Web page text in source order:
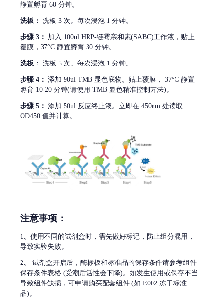
静置孵育 60 分钟。
洗板： 洗板 3 次。每次浸泡 1 分钟。
步骤 3： 加入 100ul HRP-链霉亲和素(SABC)工作液，贴上
覆膜，37°C 静置孵育 30 分钟。
洗板： 洗板 5 次。每次浸泡 1 分钟。
步骤 4： 添加 90ul TMB 显色底物。贴上覆膜， 37°C 静置
孵育 10-20 分钟(请使用 TMB 显色精准控制方法)。
步骤 5： 添加 50ul 反应终止液。立即在 450nm 处读取
OD450 值并计算。
注意事项 ：
1、 使用不同的试剂盒时，需先做好标记，防止组分混用，
导致实验失败。
2、
试剂盒开启后，酶标板和标准品的保存条件请参考组件
保存条件表格 (受潮后活性会下降)。如发生使用或保存不当
导致组件缺损，可申请购买配套组件 (如 E002 冻干标准
品)。